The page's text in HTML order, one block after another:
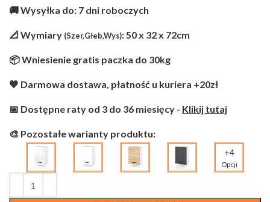
🚚 Wysyłka do: 7 dni roboczych
📐 Wymiary (Szer,Głeb,Wys): 50 x 32 x 72cm
📦 Wniesienie gratis paczka do 30kg
🧡 Darmowa dostawa, płatność u kuriera +20zł
📅 Dostępne raty od 3 do 36 miesięcy - Klikij tutaj
🎨 Pozostałe warianty produktu:
+4
Opcji